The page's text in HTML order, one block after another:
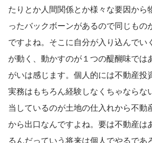
たりとか人間関係とか様々な要因から
ったバックボーンがあるので同じもの
ですよね。そこに自分が入り込んでい
が動く、動かすのが１つの醍醐味では
がいは感じます。個人的には不動産投
実務はもちろん経験しなくちゃならな
当しているのが土地の仕入れから不動
から出口なんですよね。要は不動産は
るんだっていう将来は個人でやるであ